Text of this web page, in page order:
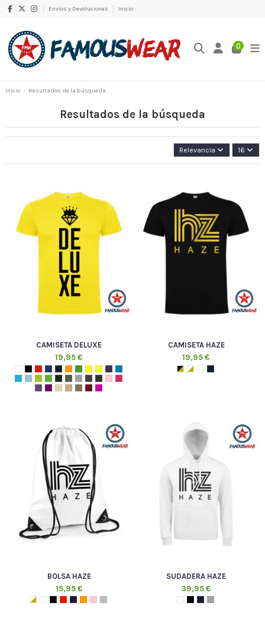
Envíos y Devoluciones Inicio
0
Inicio Resultados de la búsqueda
Resultados de la búsqueda
Relevancia 16
CAMISETA DELUXE
19,95 €
CAMISETA HAZE
19,95 €
BOLSA HAZE
15,95 €
SUDADERA HAZE
39,95 €